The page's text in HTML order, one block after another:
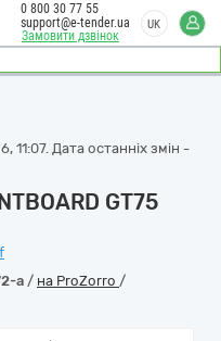
Замовити дзвінок
0 800 30 77 55
support@e-tender.ua
UK
Дата останніх змін -
GT75
a / на ProZorro /